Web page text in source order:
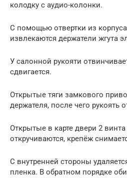
колодку с аудио-колонки.
С помощью отвертки из
извлекаются держатели жгута
У салонной рукояти
сдвигается.
Открытые тяги замкового
держателя, после чего рукоять
Открытые в карте двери 2
откручиваются, крепёж
С внутренней стороны
пленка. В обратном порядке